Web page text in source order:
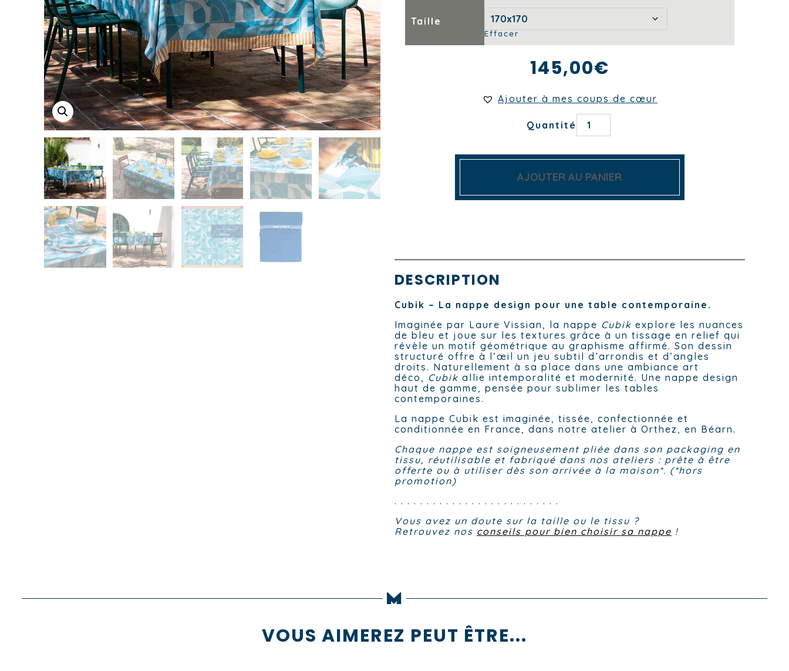
Taille
Effacer
145,00€
Ajouter à mes coups de cœur
Quantité
quantité
de
NAPPE
AJOUTER AU PANIER
DESCRIPTION
Cubik – La nappe design pour une table contemporaine.
Imaginée par Laure Vissian, la nappe Cubik explore les nuances
de bleu et joue sur les textures grâce à un tissage en relief qui
révèle un motif géométrique au graphisme affirmé. Son dessin
structuré offre à l’œil un jeu subtil d’arrondis et d’angles
droits. Naturellement à sa place dans une ambiance art
déco, Cubik allie intemporalité et modernité. Une nappe design
haut de gamme, pensée pour sublimer les tables
contemporaines.
La nappe Cubik est imaginée, tissée, confectionnée et
conditionnée en France, dans notre atelier à Orthez, en Béarn.
Chaque nappe est soigneusement pliée dans son packaging en
tissu, réutilisable et fabriqué dans nos ateliers : prête à être
offerte ou à utiliser dès son arrivée à la maison*. (*hors
promotion)
. . . . . . . . . . . . . . . . . . . . . . . . . .
Vous avez un doute sur la taille ou le tissu ?
Retrouvez nos conseils pour bien choisir sa nappe !
VOUS AIMEREZ PEUT ÊTRE...